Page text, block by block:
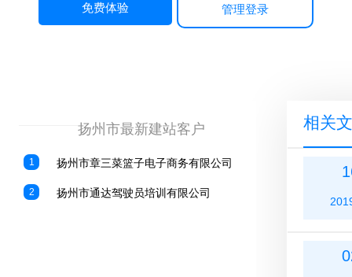
免费体验 管理登录
————————————————
扬州市最新建站客户
1 扬州市章三菜篮子电子商务有限公司
2 扬州市通达驾驶员培训有限公司
相关